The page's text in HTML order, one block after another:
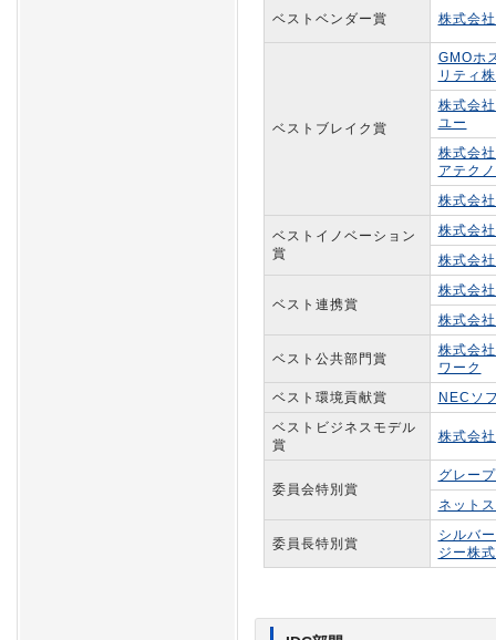
ベストベンダー賞 株式会
ベストブレイク賞
GMOホ
リティ
株式会
ユー
株式会
アテク
株式会
ベストイノベーション
賞
株式会
株式会
ベスト連携賞
株式会
株式会
ベスト公共部門賞
株式会
ワーク
ベスト環境貢献賞
NECソ
ベストビジネスモデル
賞
株式会
委員会特別賞
グレー
ネット
委員長特別賞
シルバ
ジー株